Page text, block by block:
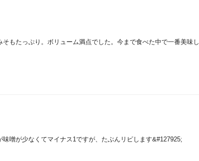
もたっぷり。ボリューム満点でした。今まで食べた中で一番美味し
噌が少なくてマイナス1ですが、たぶんリピします&#127925;